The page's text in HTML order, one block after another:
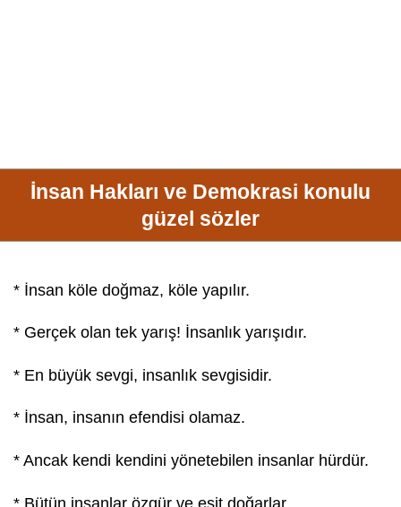
İnsan Hakları ve Demokrasi konulu
güzel sözler
* İnsan köle doğmaz, köle yapılır.
* Gerçek olan tek yarış! İnsanlık yarışıdır.
* En büyük sevgi, insanlık sevgisidir.
* İnsan, insanın efendisi olamaz.
* Ancak kendi kendini yönetebilen insanlar hürdür.
* Bütün insanlar özgür ve eşit doğarlar.